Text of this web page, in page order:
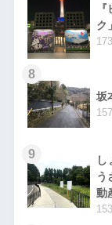
ク
8
坂
9
し
う
動